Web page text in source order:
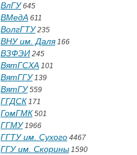
ВлГУ645
ВМедА 611
ВолгГТУ235
ВНУ им. Даля166
ВЗФЭИ 245
ВятГСХА 101
ВятГГУ139
ВятГУ559
ГГДСК 171
ГомГМК 501
ГГМУ1966
ГГТУ им. Сухого 4467
ГГУ им. Скорины 1590